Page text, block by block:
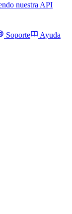
nuestra API
Soporte Ayuda